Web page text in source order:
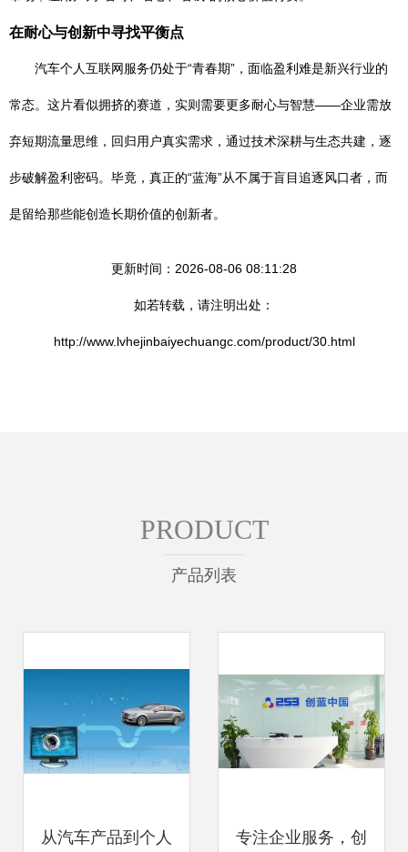
在耐心与创新中寻找平衡点
汽车个人互联网服务仍处于“青春期”，面临盈利难是新兴行业的
常态。这片看似拥挤的赛道，实则需要更多耐心与智慧——企业需放
弃短期流量思维，回归用户真实需求，通过技术深耕与生态共建，逐
步破解盈利密码。毕竟，真正的“蓝海”从不属于盲目追逐风口者，而
是留给那些能创造长期价值的创新者。
更新时间：2026-08-06 08:11:28
如若转载，请注明出处：
http://www.lvhejinbaiyechuangc.com/product/30.html
PRODUCT
产品列表
从汽车产品到个人 专注企业服务，创